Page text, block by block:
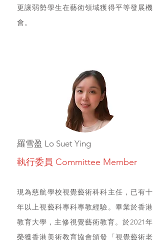
更讓弱勢學生在藝術領域獲得平等發展機
會。
羅雪盈 Lo Suet Ying
執行委員 Committee Member
現為慈航學校視覺藝術科科主任，已有十
年以上視藝科專科專教經驗。畢業於香港
教育大學，主修視覺藝術教育。於2021年
榮獲香港美術教育協會頒發「視覺藝術老